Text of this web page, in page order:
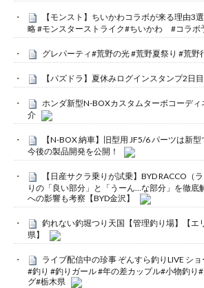
【モンスト】ちいかわコラボが来る理由3
略 #モンスターストライク#ちいかわ #コラボ
グレパーティ#荒野の光 #荒野夏祭り #荒野
【パズドラ】夏休みログインスタンプ2日目
ホンダ新型N-BOXカスタムターボコーデ
介
【N-BOX 納車】旧型用 JF5/6 パーツは新
今後の製品開発を公開！
【日産サクラ乗りが試乗】BYD RACCO（
りの「良い部分」と「うーん…な部分」を徹底
への影響も考察【BYD金沢】
釣れない釣堀つり天国【管理釣り場】【エ
県】
ライブ配信中の珍事 ぞんすら釣りLIVE シ
#釣り #釣りガール #年の差カップル#小物釣り
グ#栃木県